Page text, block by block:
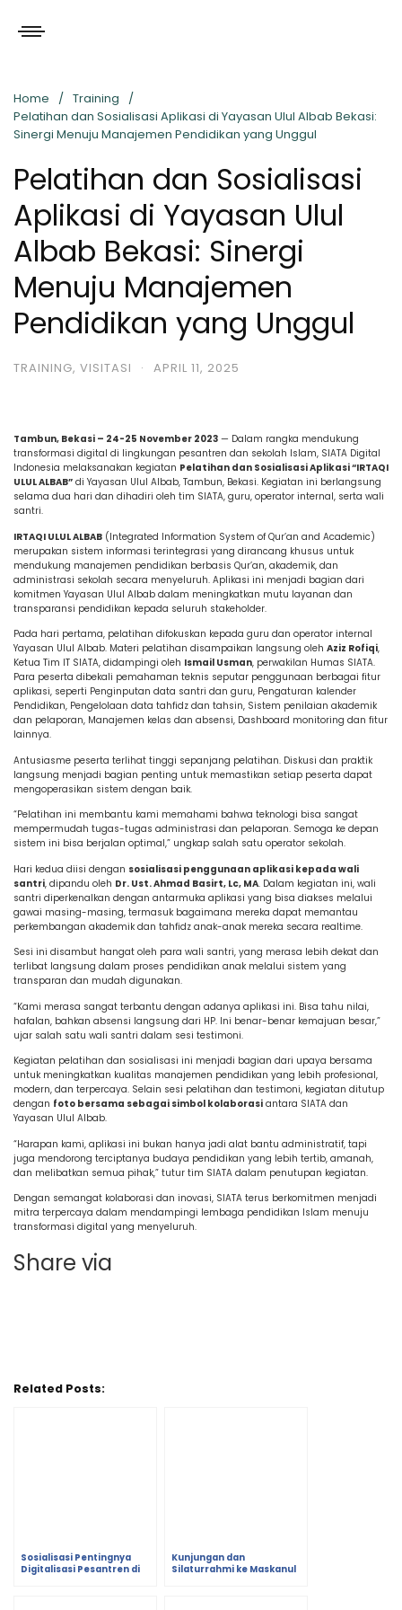
Home
Training
Pelatihan dan Sosialisasi Aplikasi di Yayasan Ulul Albab Bekasi:
Sinergi Menuju Manajemen Pendidikan yang Unggul
Pelatihan dan Sosialisasi
Aplikasi di Yayasan Ulul
Albab Bekasi: Sinergi
Menuju Manajemen
Pendidikan yang Unggul
TRAINING, VISITASI · APRIL 11, 2025
Tambun, Bekasi – 24-25 November 2023 — Dalam rangka mendukung
transformasi digital di lingkungan pesantren dan sekolah Islam, SIATA Digital
Indonesia melaksanakan kegiatan Pelatihan dan Sosialisasi Aplikasi “IRTAQI
ULUL ALBAB” di Yayasan Ulul Albab, Tambun, Bekasi. Kegiatan ini berlangsung
selama dua hari dan dihadiri oleh tim SIATA, guru, operator internal, serta wali
santri.
IRTAQI ULUL ALBAB (Integrated Information System of Qur’an and Academic)
merupakan sistem informasi terintegrasi yang dirancang khusus untuk
mendukung manajemen pendidikan berbasis Qur’an, akademik, dan
administrasi sekolah secara menyeluruh. Aplikasi ini menjadi bagian dari
komitmen Yayasan Ulul Albab dalam meningkatkan mutu layanan dan
transparansi pendidikan kepada seluruh stakeholder.
Pada hari pertama, pelatihan difokuskan kepada guru dan operator internal
Yayasan Ulul Albab. Materi pelatihan disampaikan langsung oleh Aziz Rofiqi,
Ketua Tim IT SIATA, didampingi oleh Ismail Usman, perwakilan Humas SIATA.
Para peserta dibekali pemahaman teknis seputar penggunaan berbagai fitur
aplikasi, seperti Penginputan data santri dan guru, Pengaturan kalender
Pendidikan, Pengelolaan data tahfidz dan tahsin, Sistem penilaian akademik
dan pelaporan, Manajemen kelas dan absensi, Dashboard monitoring dan fitur
lainnya.
Antusiasme peserta terlihat tinggi sepanjang pelatihan. Diskusi dan praktik
langsung menjadi bagian penting untuk memastikan setiap peserta dapat
mengoperasikan sistem dengan baik.
“Pelatihan ini membantu kami memahami bahwa teknologi bisa sangat
mempermudah tugas-tugas administrasi dan pelaporan. Semoga ke depan
sistem ini bisa berjalan optimal,” ungkap salah satu operator sekolah.
Hari kedua diisi dengan sosialisasi penggunaan aplikasi kepada wali
santri, dipandu oleh Dr. Ust. Ahmad Basirt, Lc, MA. Dalam kegiatan ini, wali
santri diperkenalkan dengan antarmuka aplikasi yang bisa diakses melalui
gawai masing-masing, termasuk bagaimana mereka dapat memantau
perkembangan akademik dan tahfidz anak-anak mereka secara realtime.
Sesi ini disambut hangat oleh para wali santri, yang merasa lebih dekat dan
terlibat langsung dalam proses pendidikan anak melalui sistem yang
transparan dan mudah digunakan.
“Kami merasa sangat terbantu dengan adanya aplikasi ini. Bisa tahu nilai,
hafalan, bahkan absensi langsung dari HP. Ini benar-benar kemajuan besar,”
ujar salah satu wali santri dalam sesi testimoni.
Kegiatan pelatihan dan sosialisasi ini menjadi bagian dari upaya bersama
untuk meningkatkan kualitas manajemen pendidikan yang lebih profesional,
modern, dan terpercaya. Selain sesi pelatihan dan testimoni, kegiatan ditutup
dengan foto bersama sebagai simbol kolaborasi antara SIATA dan
Yayasan Ulul Albab.
“Harapan kami, aplikasi ini bukan hanya jadi alat bantu administratif, tapi
juga mendorong terciptanya budaya pendidikan yang lebih tertib, amanah,
dan melibatkan semua pihak,” tutur tim SIATA dalam penutupan kegiatan.
Dengan semangat kolaborasi dan inovasi, SIATA terus berkomitmen menjadi
mitra terpercaya dalam mendampingi lembaga pendidikan Islam menuju
transformasi digital yang menyeluruh.
Share via
Related Posts:
Sosialisasi Pentingnya
Digitalisasi Pesantren di
Kunjungan dan
Silaturrahmi ke Maskanul